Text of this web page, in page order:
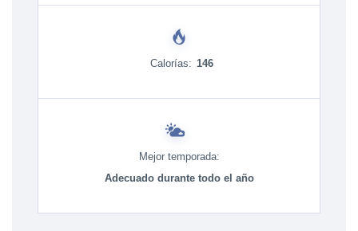
Calorías: 146
Mejor temporada:
Adecuado durante todo el año